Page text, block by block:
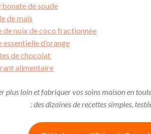
de soude
de maïs
de noix de coco fractionnée
essentielle d’orange
de chocolat
alimentaire
plus loin et fabriquer vos soins maison en
: des dizaines de recettes simples,